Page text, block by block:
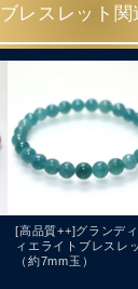
ブレスレット関
[高品質++]グランデ
ィエライトブレスレ
（約7mm玉）